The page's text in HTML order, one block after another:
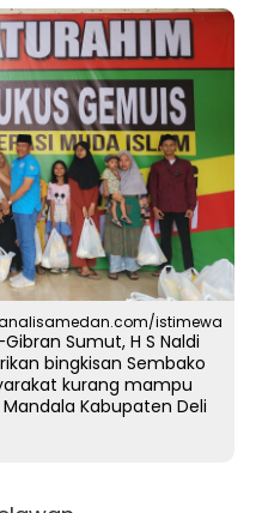
istimewa
Sumut, H S Naldi
bingkisan Sembako
kurang mampu
Kabupaten Deli